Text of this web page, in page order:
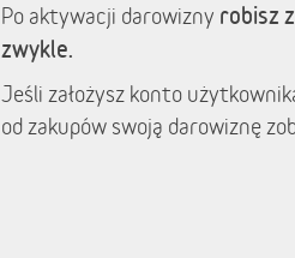
Po aktywacji darowizny robisz
zwykle.
Jeśli założysz konto
od zakupów swoją darowiznę